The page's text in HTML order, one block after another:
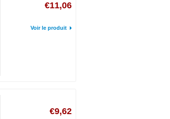
€11,06
Voir le produit
€9,62